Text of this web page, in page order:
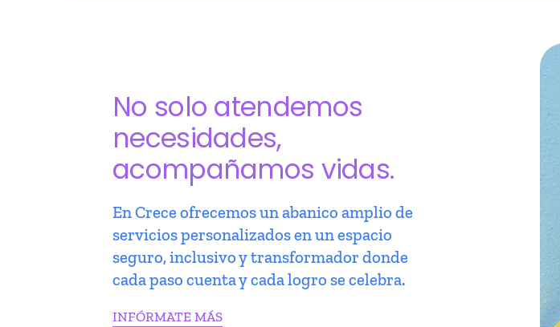
No solo atendemos
necesidades,
acompañamos vidas.
En Crece ofrecemos un abanico amplio de
servicios personalizados en un espacio
seguro, inclusivo y transformador donde
cada paso cuenta y cada logro se celebra.
INFÓRMATE MÁS